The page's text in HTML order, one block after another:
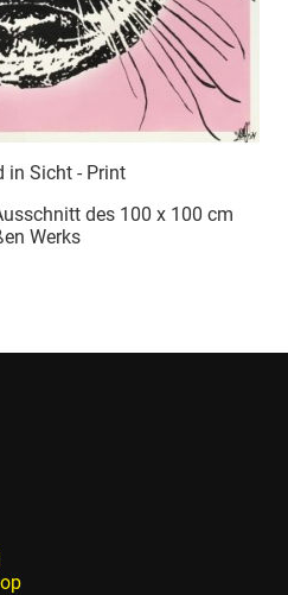
in Sicht - Print
des 100 x 100 cm
Werks